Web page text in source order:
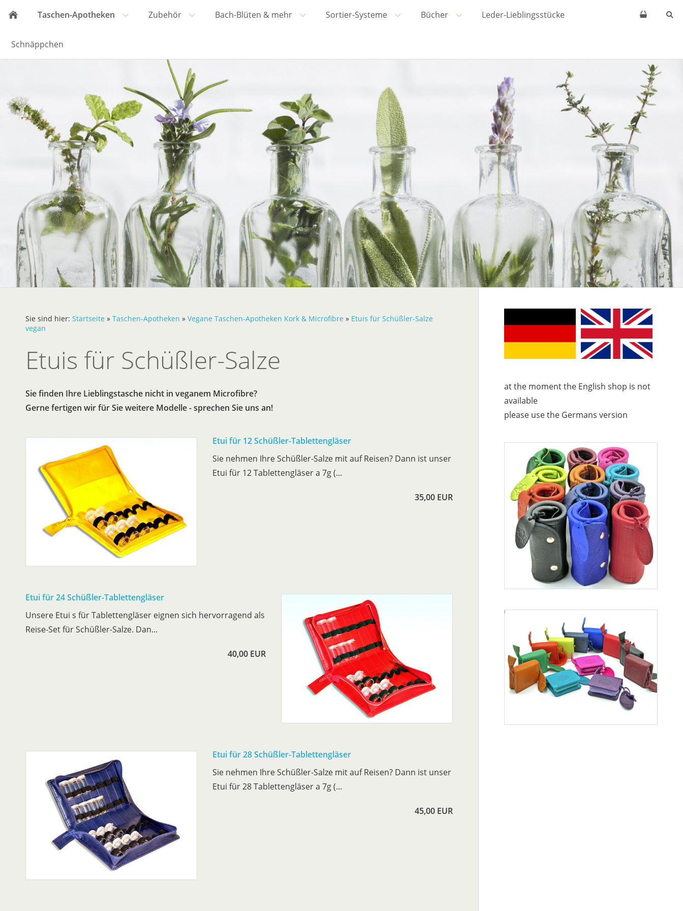
Taschen-Apotheken Zubehör Bach-Blüten & mehr Sortier-Systeme Bücher Leder-Lieblingsstücke
Schnäppchen
Sie sind hier: Startseite » Taschen-Apotheken » Vegane Taschen-Apotheken Kork & Microfibre » Etuis für Schüßler-Salze
vegan
Etuis für Schüßler-Salze
Sie finden Ihre Lieblingstasche nicht in veganem Microfibre?
Gerne fertigen wir für Sie weitere Modelle - sprechen Sie uns an!
Etui für 12 Schüßler-Tablettengläser
Sie nehmen Ihre Schüßler-Salze mit auf Reisen? Dann ist unser
Etui für 12 Tablettengläser a 7g (...
35,00 EUR
Etui für 24 Schüßler-Tablettengläser
Unsere Etui s für Tablettengläser eignen sich hervorragend als
Reise-Set für Schüßler-Salze. Dan...
40,00 EUR
Etui für 28 Schüßler-Tablettengläser
Sie nehmen Ihre Schüßler-Salze mit auf Reisen? Dann ist unser
Etui für 28 Tablettengläser a 7g (...
45,00 EUR
at the moment the English shop is not
available
please use the Germans version